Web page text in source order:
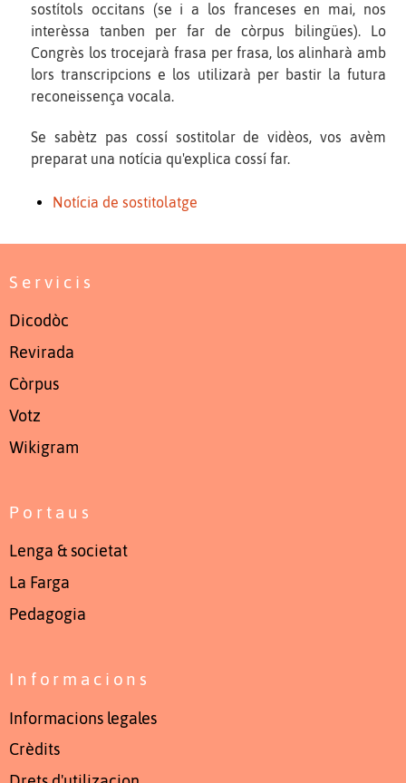
sostítols occitans (se i a los franceses en mai, nos
interèssa tanben per far de còrpus bilingües). Lo
Congrès los trocejarà frasa per frasa, los alinharà amb
lors transcripcions e los utilizarà per bastir la futura
reconeissença vocala.
Se sabètz pas cossí sostitolar de vidèos, vos avèm
preparat una notícia qu'explica cossí far.
Notícia de sostitolatge
Servicis
Dicodòc
Revirada
Còrpus
Votz
Wikigram
Portaus
Lenga & societat
La Farga
Pedagogia
Informacions
Informacions legales
Crèdits